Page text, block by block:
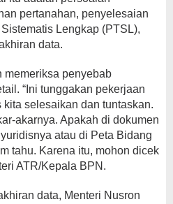
pertanahan, penyelesaian
Lengkap (PTSL),
data.
memeriksa penyebab
“Ini tunggakan pekerjaan
selesaikan dan tuntaskan.
akarnya. Apakah di dokumen
atau di Peta Bidang
tahu. Karena itu, mohon dicek
ATR/Kepala BPN.
data, Menteri Nusron